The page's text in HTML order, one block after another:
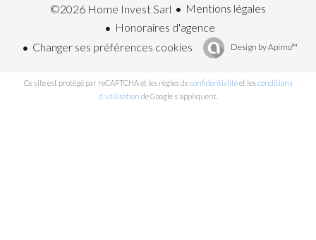
©2026 Home Invest Sarl
Mentions légales
Honoraires d'agence
Changer ses préférences cookies
Design byApimo™
Ce site est protégé par reCAPTCHA et les règles deconfidentialitéet lesconditions
d'utilisation de Google s'appliquent.